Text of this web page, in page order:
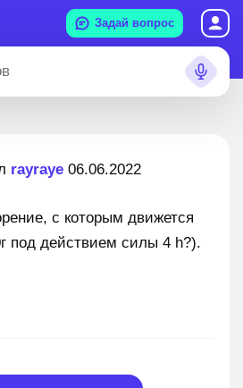
Задай вопрос
rayraye 06.06.2022
с которым движется
под действием силы 4 h?).